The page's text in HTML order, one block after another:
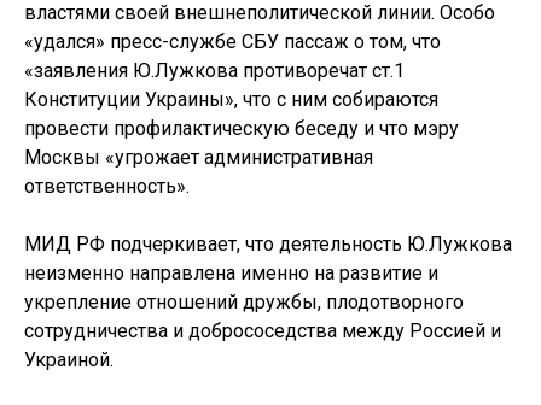
властями своей внешнеполитической линии. Особо
«удался» пресс-службе СБУ пассаж о том, что
«заявления Ю.Лужкова противоречат ст.1
Конституции Украины», что с ним собираются
провести профилактическую беседу и что мэру
Москвы «угрожает административная
ответственность».
МИД РФ подчеркивает, что деятельность Ю.Лужкова
неизменно направлена именно на развитие и
укрепление отношений дружбы, плодотворного
сотрудничества и добрососедства между Россией и
Украиной.